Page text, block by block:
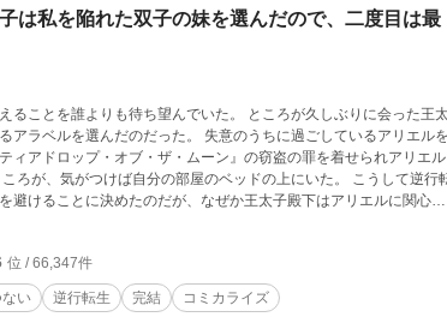
は私を陥れた双子の妹を選んだので、二度目は最
ち望んでいた。 ところが久しぶりに会った王太
。 失意のうちに過ごしているアリエルを
ィアドロップ・オブ・ザ・ムーン』の窃盗の罪を着せられアリエル
避けることに決めたのだが、なぜか王太子殿下はアリエルに関心を
く恋愛ストーリー。
位 / 66,347件
い 逆行転生 完結 コミカライズ